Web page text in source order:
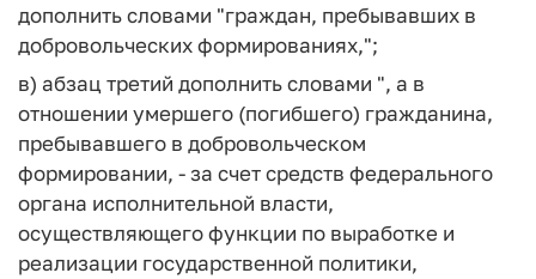
дополнить словами "граждан, пребывавших в
добровольческих формированиях,";
в) абзац третий дополнить словами ", а в
отношении умершего (погибшего) гражданина,
пребывавшего в добровольческом
формировании, - за счет средств федерального
органа исполнительной власти,
осуществляющего функции по выработке и
реализации государственной политики,